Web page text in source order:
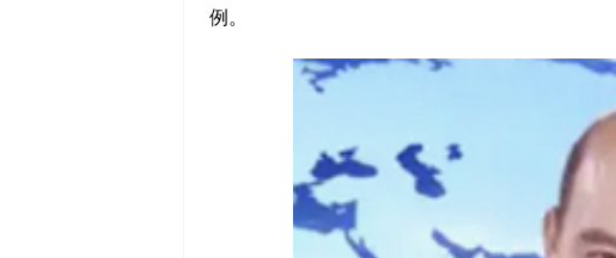
例。